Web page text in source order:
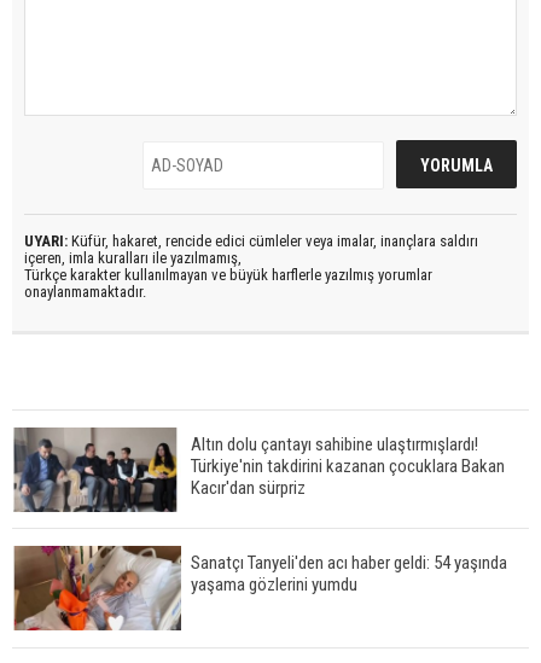
UYARI: Küfür, hakaret, rencide edici cümleler veya imalar, inançlara saldırı
içeren, imla kuralları ile yazılmamış,
Türkçe karakter kullanılmayan ve büyük harflerle yazılmış yorumlar
onaylanmamaktadır.
Altın dolu çantayı sahibine ulaştırmışlardı!
Türkiye'nin takdirini kazanan çocuklara Bakan
Kacır'dan sürpriz
Sanatçı Tanyeli'den acı haber geldi: 54 yaşında
yaşama gözlerini yumdu